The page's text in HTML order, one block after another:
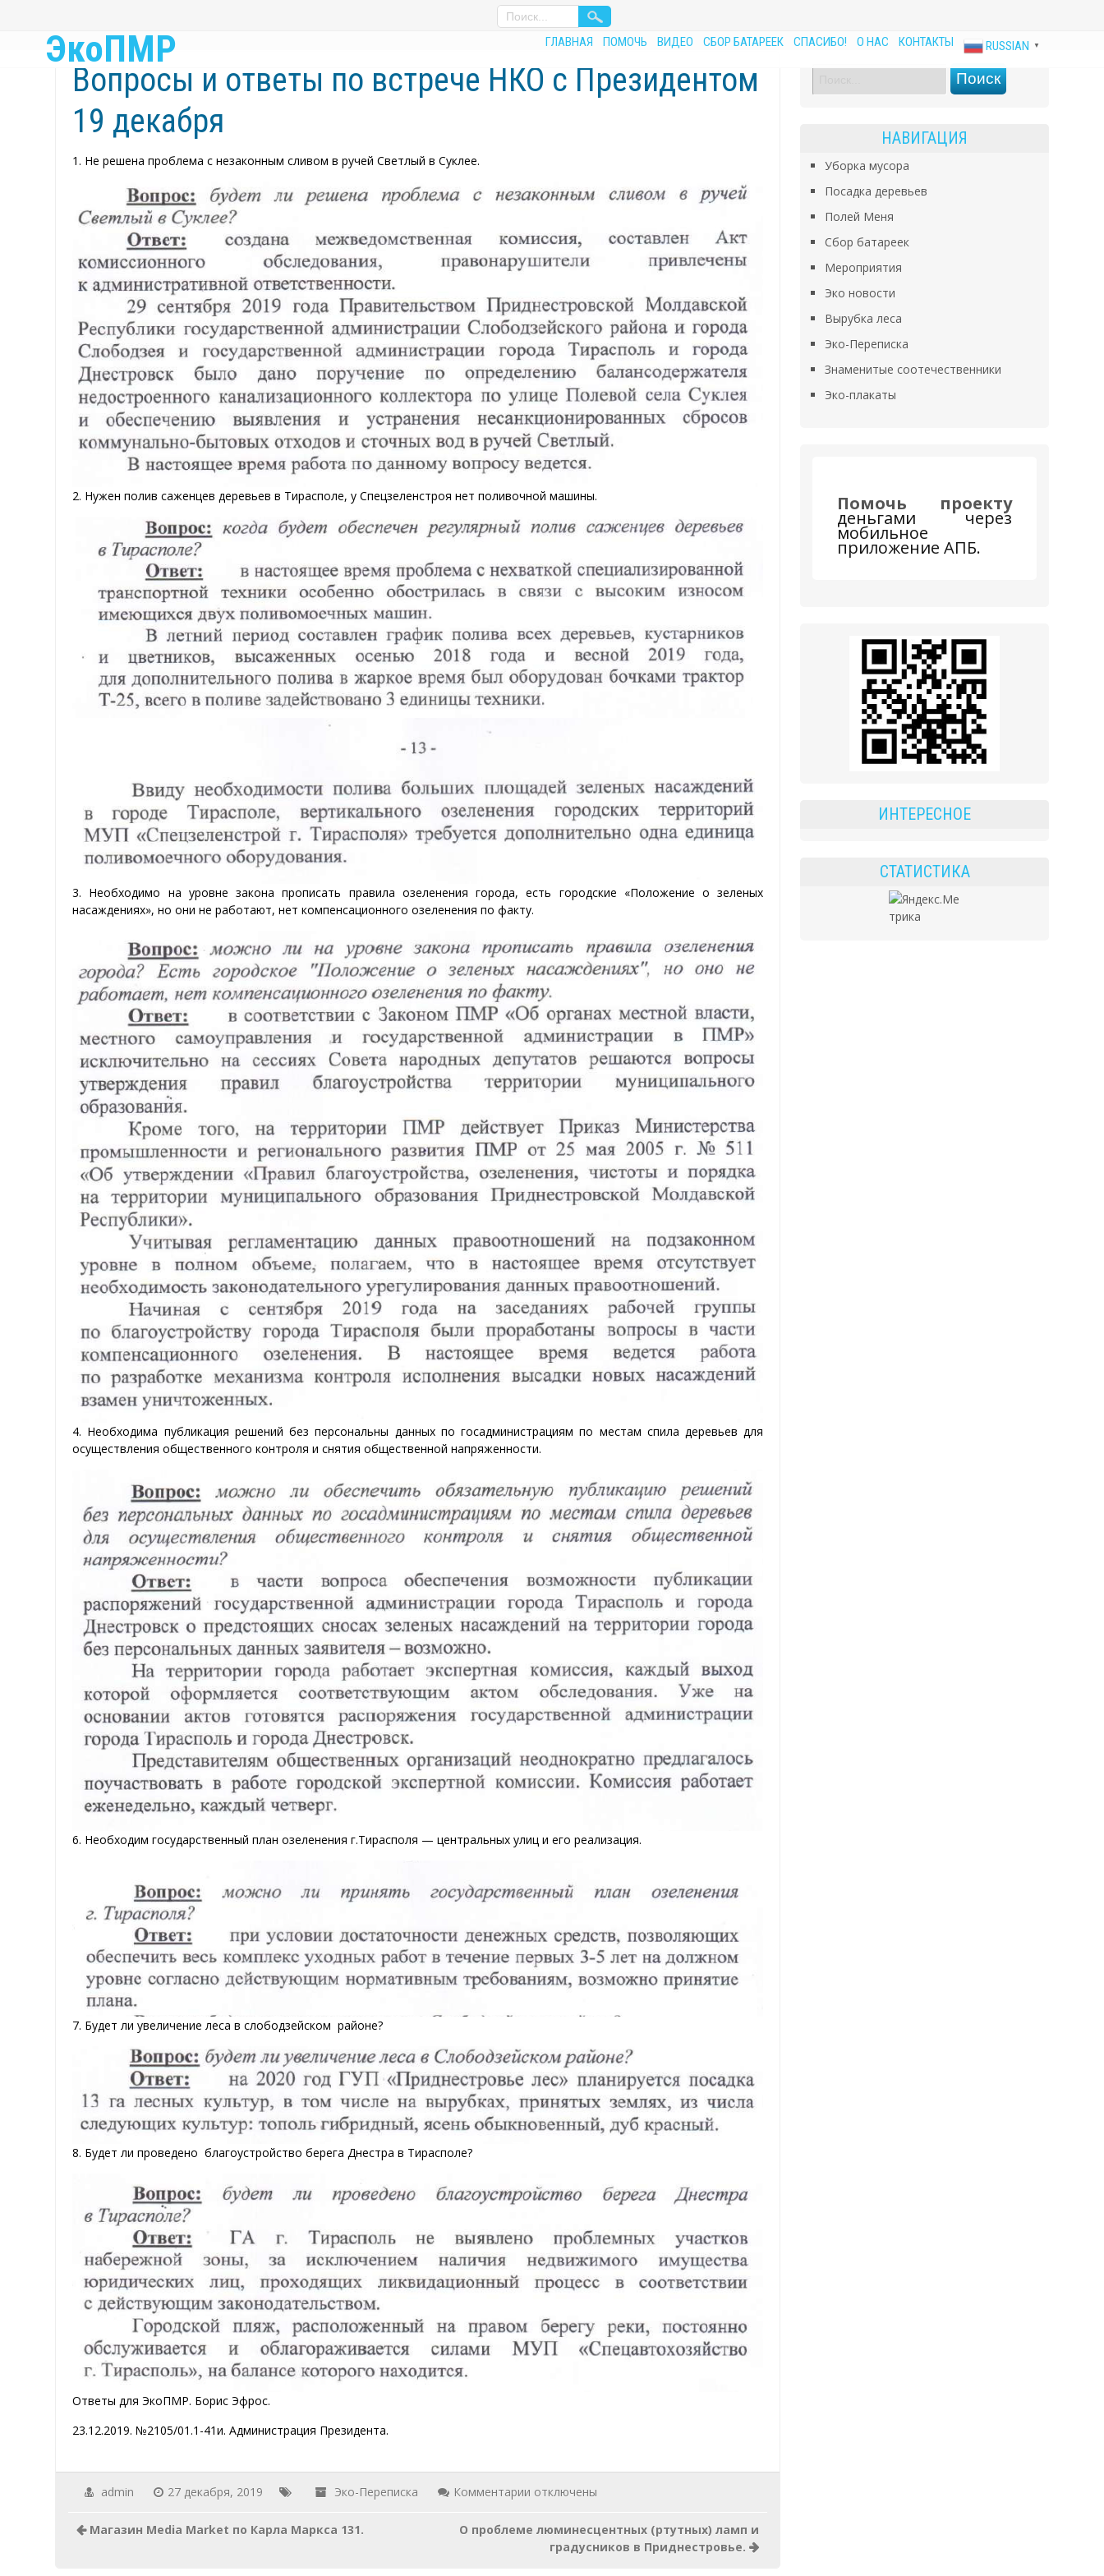
ЭкоПМР ГЛАВНАЯ ПОМОЧЬ ВИДЕО СБОР БАТАРЕЕК СПАСИБО! О НАС КОНТАКТЫ RUSSIAN ▼
Вопросы и ответы по встрече НКО с Президентом
19 декабря
1. Не решена проблема с незаконным сливом в ручей Светлый в Суклее.
2. Нужен полив саженцев деревьев в Тирасполе, у Спецзеленстроя нет поливочной машины.
3. Необходимо на уровне закона прописать правила озеленения города, есть городские «Положение о зеленых
насаждениях», но они не работают, нет компенсационного озеленения по факту.
4. Необходима публикация решений без персональны данных по госадминистрациям по местам спила деревьев для
осуществления общественного контроля и снятия общественной напряженности.
6. Необходим государственный план озеленения г.Тирасполя — центральных улиц и его реализация.
7. Будет ли увеличение леса в слободзейском районе?
8. Будет ли проведено благоустройство берега Днестра в Тирасполе?
Ответы для ЭкоПМР. Борис Эфрос.
23.12.2019. №2105/01.1-41и. Администрация Президента.
admin 27 декабря, 2019 Эко-Переписка Комментарии к
Вопросы
отключены
Магазин Media Market по Карла Маркса 131.
О проблеме люминесцентных (ртутных) ламп и
градусников в Приднестровье.
НАВИГАЦИЯ
Уборка мусора
Посадка деревьев
Полей Меня
Сбор батареек
Мероприятия
Эко новости
Вырубка леса
Эко-Переписка
Знаменитые соотечественники
Эко-плакаты
Помочь проекту
деньгами через
мобильное
приложение АПБ.
ИНТЕРЕСНОЕ
СТАТИСТИКА